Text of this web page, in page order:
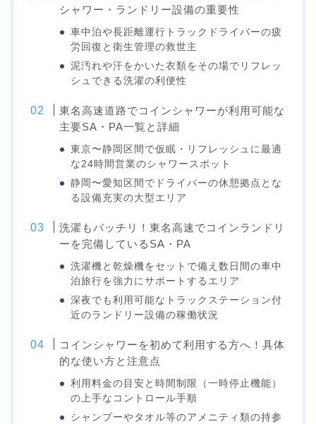
シャワー・ランドリー設備の重要性
車中泊や長距離運行トラックドライバーの疲
労回復と衛生管理の救世主
泥汚れや汗をかいた衣類をその場でリフレッ
シュできる洗濯の利便性
東名高速道路でコインシャワーが利用可能な
主要SA・PA一覧と詳細
東京〜静岡区間で仮眠・リフレッシュに最適
な24時間営業のシャワースポット
静岡〜愛知区間でドライバーの休憩拠点とな
る設備充実の大型エリア
洗濯もバッチリ！東名高速でコインランドリ
ーを完備しているSA・PA
洗濯機と乾燥機をセットで備え数日間の車中
泊旅行を強力にサポートするエリア
深夜でも利用可能なトラックステーション付
近のランドリー設備の稼働状況
コインシャワーを初めて利用する方へ！具体
的な使い方と注意点
利用料金の目安と時間制限（一時停止機能）
の上手なコントロール手順
シャンプーやタオル等のアメニティ類の持参